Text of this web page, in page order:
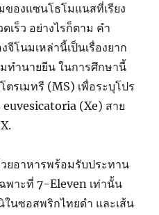
ของแซนโธโมแนสที่เรียง
เร็ว อย่างไรก็ตาม คำ
โนมเหล่านี้เป็นเรื่องยาก
ทำนายยีน ในการศึกษานี้
ตรเมทรี (MS) เพื่อระบุโปร
(Xe) สาย
อาหารพร้อมรับประทาน
พาะที่ 7-Eleven เท่านั้น
นซอสพริกไทยดำ และเส้น